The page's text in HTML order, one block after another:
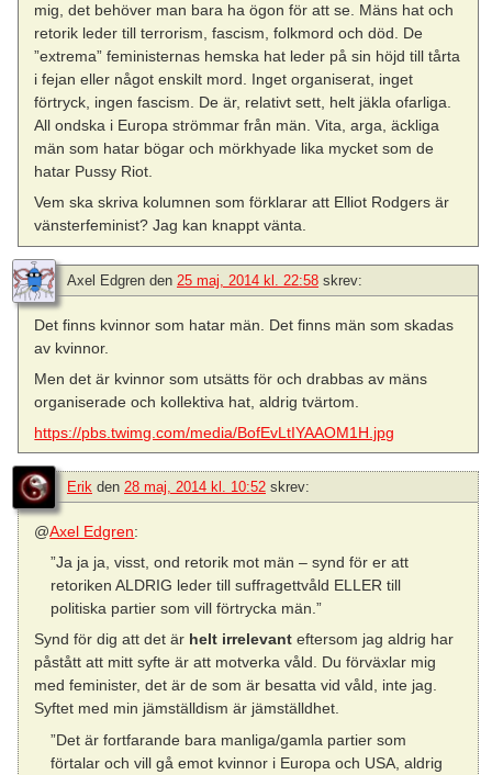
mig, det behöver man bara ha ögon för att se. Mäns hat och
retorik leder till terrorism, fascism, folkmord och död. De
”extrema” feministernas hemska hat leder på sin höjd till tårta
i fejan eller något enskilt mord. Inget organiserat, inget
förtryck, ingen fascism. De är, relativt sett, helt jäkla ofarliga.
All ondska i Europa strömmar från män. Vita, arga, äckliga
män som hatar bögar och mörkhyade lika mycket som de
hatar Pussy Riot.
Vem ska skriva kolumnen som förklarar att Elliot Rodgers är
vänsterfeminist? Jag kan knappt vänta.
Axel Edgren den 25 maj, 2014 kl. 22:58 skrev:
Det finns kvinnor som hatar män. Det finns män som skadas
av kvinnor.
Men det är kvinnor som utsätts för och drabbas av mäns
organiserade och kollektiva hat, aldrig tvärtom.
https://pbs.twimg.com/media/BofEvLtIYAAOM1H.jpg
Erik den 28 maj, 2014 kl. 10:52 skrev:
@Axel Edgren:
”Ja ja ja, visst, ond retorik mot män – synd för er att
retoriken ALDRIG leder till suffragettvåld ELLER till
politiska partier som vill förtrycka män.”
Synd för dig att det är helt irrelevant eftersom jag aldrig har
påstått att mitt syfte är att motverka våld. Du förväxlar mig
med feminister, det är de som är besatta vid våld, inte jag.
Syftet med min jämställdism är jämställdhet.
”Det är fortfarande bara manliga/gamla partier som
förtalar och vill gå emot kvinnor i Europa och USA, aldrig